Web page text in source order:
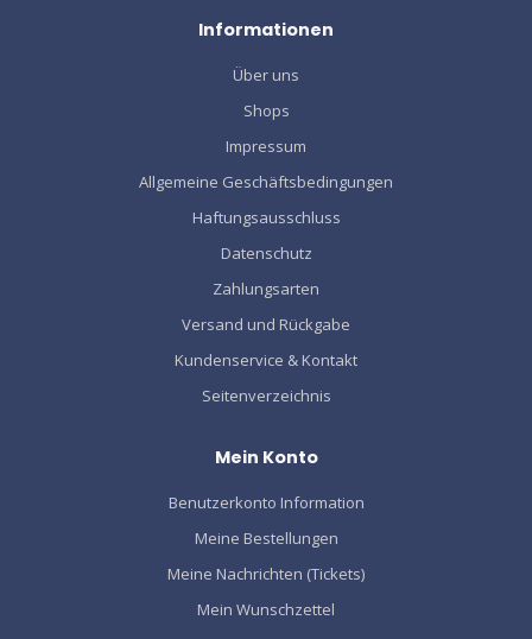
Informationen
Über uns
Shops
Impressum
Allgemeine Geschäftsbedingungen
Haftungsausschluss
Datenschutz
Zahlungsarten
Versand und Rückgabe
Kundenservice & Kontakt
Seitenverzeichnis
Mein Konto
Benutzerkonto Information
Meine Bestellungen
Meine Nachrichten (Tickets)
Mein Wunschzettel